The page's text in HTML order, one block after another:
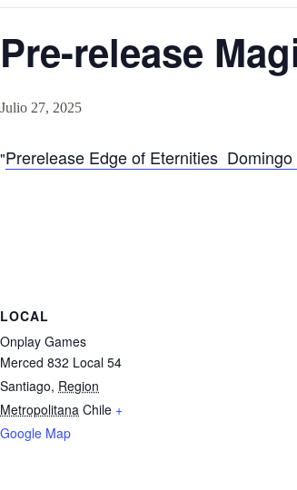
Pre-release
Julio 27, 2025
Prerelease Edge of Eternities
LOCAL
Onplay Games
Merced 832 Local 54
Santiago, Region
Metropolitana Chile +
Google Map